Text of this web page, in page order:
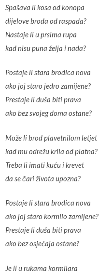
Spašava li kosa od konopa
dijelove broda od raspada?
Nastaje li u prsima rupa
kad nisu puna želja i nada?
Postaje li stara brodica nova
ako joj staro jedro zamijene?
Prestaje li duša biti prava
ako bez svojeg doma ostane?
Može li brod plavetnilom letjet
kad mu odrežu krila od platna?
Treba li imati kuću i krevet
da se čari života upozna?
Postaje li stara brodica nova
ako joj staro kormilo zamijene?
Prestaje li duša biti prava
ako bez osjećaja ostane?
Je li u rukama kormilara